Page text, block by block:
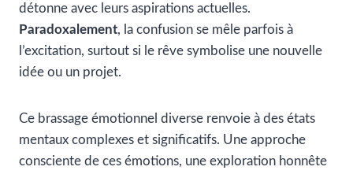
détonne avec leurs aspirations actuelles.
Paradoxalement, la confusion se mêle parfois à
l’excitation, surtout si le rêve symbolise une nouvelle
idée ou un projet.
Ce brassage émotionnel diverse renvoie à des états
mentaux complexes et significatifs. Une approche
consciente de ces émotions, une exploration honnête